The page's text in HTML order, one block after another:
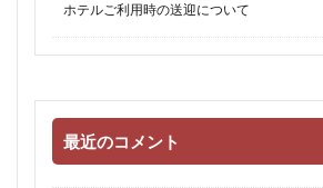
ホテルご利用時の送迎について
最近のコメント